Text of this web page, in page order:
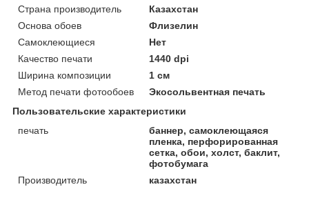
Страна производитель
Казахстан
Основа обоев
Флизелин
Самоклеющиеся
Нет
Качество печати
1440 dpi
Ширина композиции
1 см
Метод печати фотообоев
Экосольвентная печать
Пользовательские характеристики
печать
баннер, самоклеющаяся
пленка, перфорированная
сетка, обои, холст, баклит,
фотобумага
Производитель
казахстан